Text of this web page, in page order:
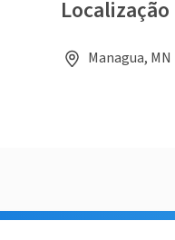
Localização
Managua,